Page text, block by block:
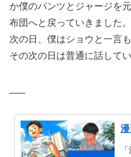
か僕のパンツとジャージを元
布団へと戻っていきました。
次の日、僕はショウと一言
その次の日は普通に話して